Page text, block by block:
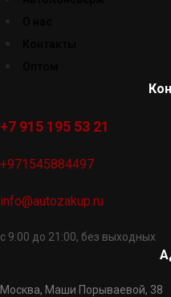
+7 915 195 53 21
+971545884497
info@autozakup.ru
с 9:00 до 21:00, без выходных
Москва, Маши Порываевой, 38